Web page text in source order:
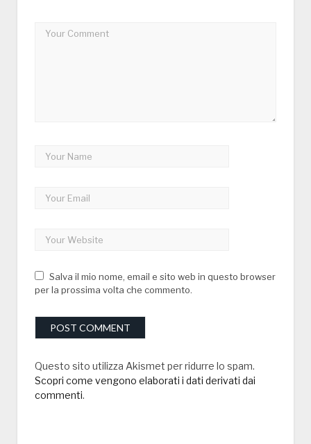
Salva il mio nome, email e sito web in questo browser
per la prossima volta che commento.
Questo sito utilizza Akismet per ridurre lo spam.
Scopri come vengono elaborati i dati derivati dai
commenti.